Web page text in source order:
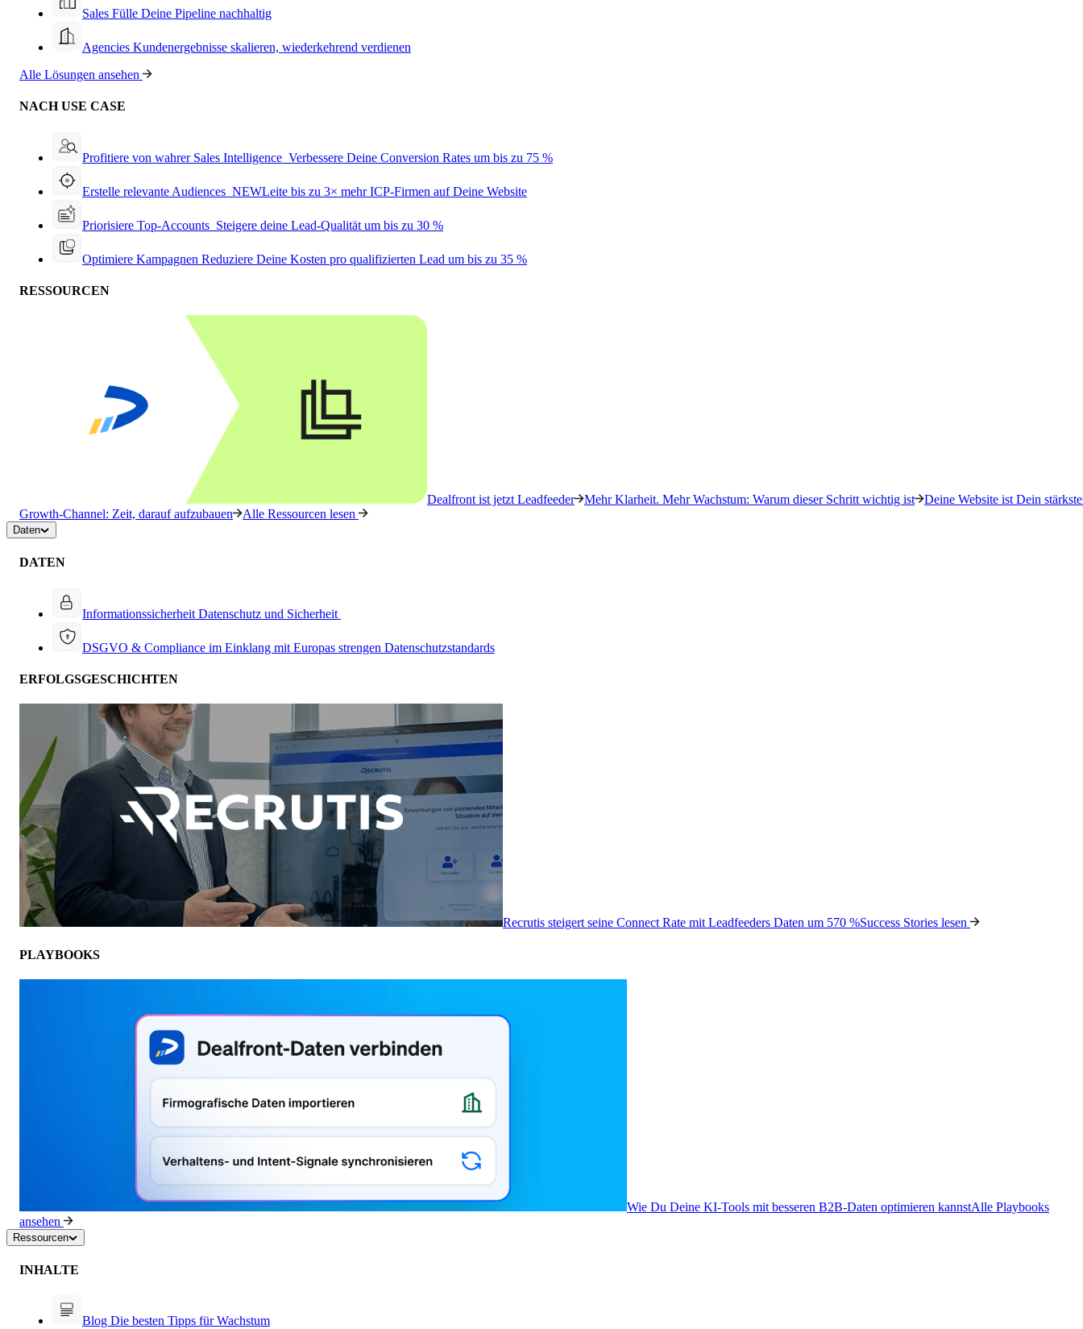
Sales Fülle Deine Pipeline nachhaltig
Agencies Kundenergebnisse skalieren, wiederkehrend verdienen
Alle Lösungen ansehen
NACH USE CASE
Profitiere von wahrer Sales Intelligence Verbessere Deine Conversion Rates um bis zu 75 %
Erstelle relevante Audiences NEWLeite bis zu 3× mehr ICP-Firmen auf Deine Website
Priorisiere Top-Accounts Steigere deine Lead-Qualität um bis zu 30 %
Optimiere Kampagnen Reduziere Deine Kosten pro qualifizierten Lead um bis zu 35 %
RESSOURCEN
Dealfront ist jetzt Leadfeeder Mehr Klarheit. Mehr Wachstum: Warum dieser Schritt wichtig ist
Deine Website ist Dein
Growth-Channel: Zeit, darauf aufzubauen
Alle Ressourcen lesen
Daten
DATEN
Informationssicherheit Datenschutz und Sicherheit
DSGVO & Compliance im Einklang mit Europas strengen Datenschutzstandards
ERFOLGSGESCHICHTEN
Recrutis steigert seine Connect Rate mit Leadfeeders Daten um 570 %Success Stories lesen
PLAYBOOKS
Wie Du Deine KI-Tools mit besseren B2B-Daten optimieren kannstAlle Playbooks
ansehen
Ressourcen
INHALTE
Blog Die besten Tipps für Wachstum